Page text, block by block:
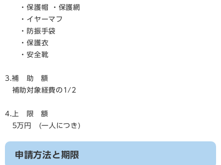
・保護帽 ・保護網
・イヤーマフ
・防振手袋
・保護衣
・安全靴
3.補 助 額
補助対象経費の1/2
4.上 限 額
5万円 (一人につき)
申請方法と期限